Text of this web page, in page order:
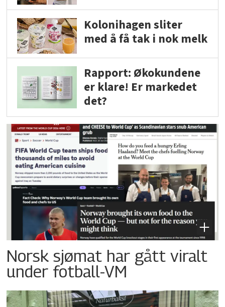
Kolonihagen sliter
med å få tak i nok melk
Rapport: Økokundene
er klare! Er markedet
det?
Norsk sjømat har gått viralt
under fotball-VM